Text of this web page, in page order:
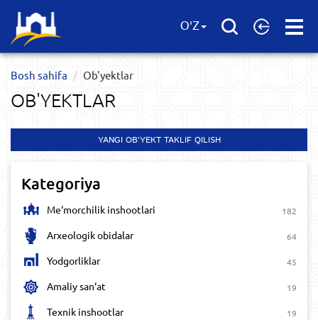
Open
O'Z
Bosh sahifa Ob'yektlar​
OB'YEKTLAR​
YANGI OB'YEKT TAKLIF QILISH
Kategoriya
Me‘morchilik inshootlari 182
Arxeologik obidalar 64
Yodgorliklar 45
Amaliy san‘at 19
Texnik inshootlar 19